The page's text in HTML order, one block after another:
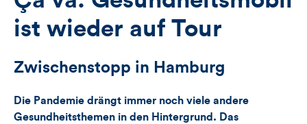
Views,
und
Kommentare
ist wieder auf Tour
Zwischenstopp in Hamburg
Die Pandemie drängt immer noch viele andere
Gesundheitsthemen in den Hintergrund. Das